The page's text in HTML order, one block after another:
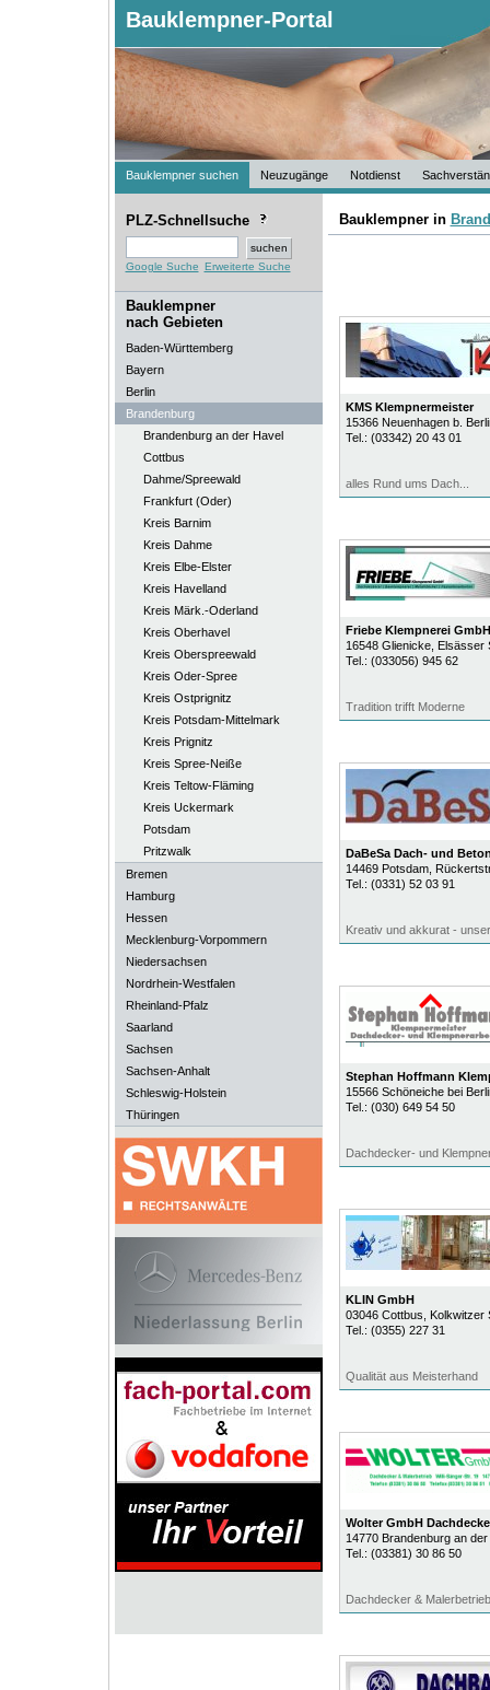
Bauklempner-Portal
Bauklempner suchen Neuzugänge Notdienst
PLZ-Schnellsuche
Google Suche Erweiterte Suche
Bauklempner
nach Gebieten
Baden-Württemberg
Bayern
Berlin
Brandenburg
Brandenburg an der Havel
Cottbus
Dahme/Spreewald
Frankfurt (Oder)
Kreis Barnim
Kreis Dahme
Kreis Elbe-Elster
Kreis Havelland
Kreis Märk.-Oderland
Kreis Oberhavel
Kreis Oberspreewald
Kreis Oder-Spree
Kreis Ostprignitz
Kreis Potsdam-Mittelmark
Kreis Prignitz
Kreis Spree-Neiße
Kreis Teltow-Fläming
Kreis Uckermark
Potsdam
Pritzwalk
Bremen
Hamburg
Hessen
Mecklenburg-Vorpommern
Niedersachsen
Nordrhein-Westfalen
Rheinland-Pfalz
Saarland
Sachsen
Sachsen-Anhalt
Schleswig-Holstein
Thüringen
Bauklempner in
KMS Klempnermeister
15366 Neuenhagen b.
Tel.: (03342) 20 43 01
alles Rund ums Dach...
Friebe Klempnerei GmbH
16548 Glienicke, Elsässer
Tel.: (033056) 945 62
Tradition trifft Moderne
DaBeSa Dach- und
14469 Potsdam,
Tel.: (0331) 52 03 91
Kreativ und akkurat -
Stephan Hoffmann
15566 Schöneiche bei
Tel.: (030) 649 54 50
Dachdecker- und
KLIN GmbH
03046 Cottbus ,
Tel.: (0355) 227 31
Qualität aus Meisterhand
Wolter GmbH
14770 Brandenburg an
Tel.: (03381) 30 86 50
Dachdecker & Malerbetrieb